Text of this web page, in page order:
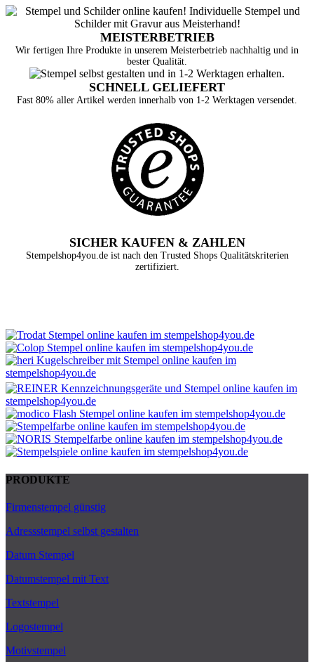
MEISTERBETRIEB
Wir fertigen Ihre Produkte in unserem Meisterbetrieb nachhaltig und in
bester Qualität.
SCHNELL GELIEFERT
Fast 80% aller Artikel werden innerhalb von 1-2 Werktagen versendet.
SICHER KAUFEN & ZAHLEN
Stempelshop4you.de ist nach den Trusted Shops Qualitätskriterien
zertifiziert.
PRODUKTE
Firmenstempel günstig
Adressstempel selbst gestalten
Datum Stempel
Datumstempel mit Text
Textstempel
Logostempel
Motivstempel